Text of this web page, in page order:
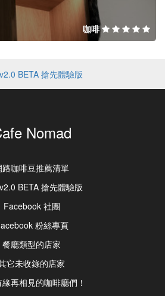
咖啡
BETA 搶先體驗版
Nomad
路咖啡豆推薦清單
BETA 搶先體驗版
Facebook 社團
粉絲專頁
餐廳類型的店家
它未收錄的店家
再相見的咖啡廳們！